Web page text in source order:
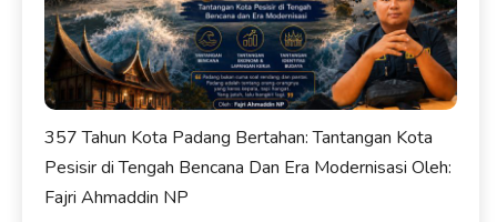
357 Tahun Kota Padang Bertahan: Tantangan Kota
Pesisir di Tengah Bencana Dan Era Modernisasi Oleh:
Fajri Ahmaddin NP